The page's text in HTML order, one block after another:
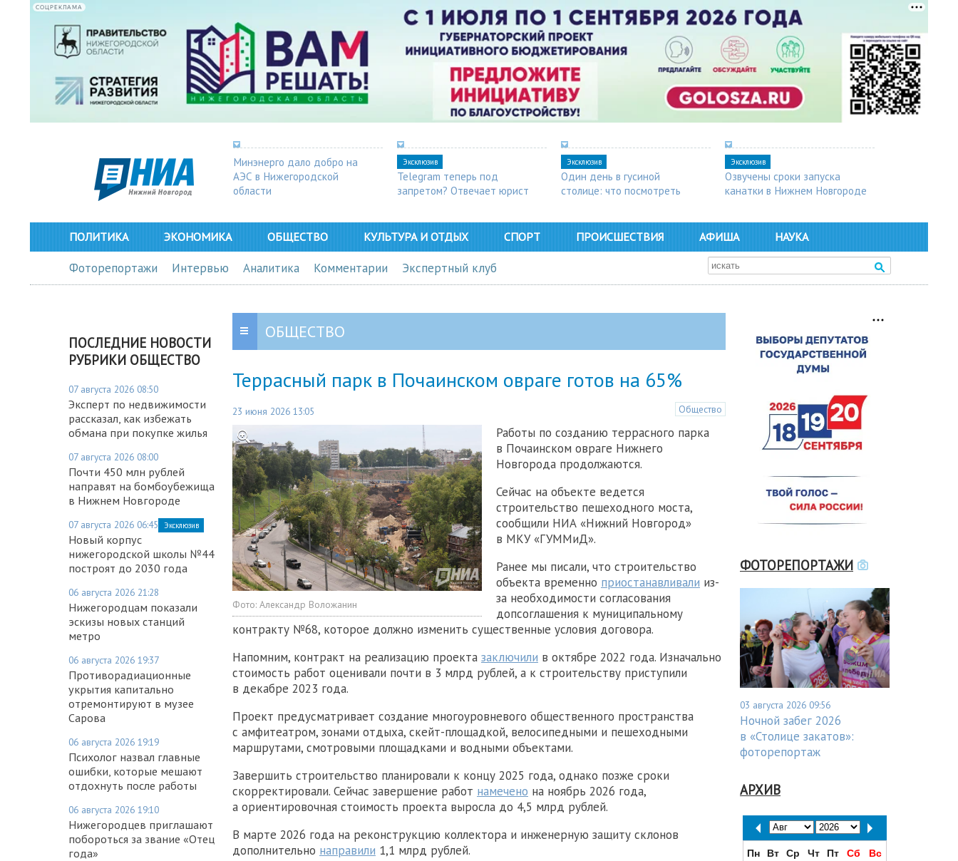
СОЦРЕКЛАМА
Минэнерго дало добро на
АЭС в Нижегородской
области
Эксклюзив
Telegram теперь под
запретом? Отвечает юрист
Эксклюзив
Один день в гусиной
столице: что посмотреть
Эксклюзив
Озвучены сроки запуска
канатки в Нижнем Новгороде
ПОЛИТИКА ЭКОНОМИКА ОБЩЕСТВО КУЛЬТУРА И ОТДЫХ СПОРТ ПРОИСШЕСТВИЯ АФИША НАУКА
Фоторепортажи Интервью Аналитика Комментарии Экспертный клуб
ПОСЛЕДНИЕ НОВОСТИ
РУБРИКИ ОБЩЕСТВО
07 августа 2026 08:50
Эксперт по недвижимости
рассказал, как избежать
обмана при покупке жилья
07 августа 2026 08:00
Почти 450 млн рублей
направят на бомбоубежища
в Нижнем Новгороде
07 августа 2026 06:45 Эксклюзив
Новый корпус
нижегородской школы №44
построят до 2030 года
06 августа 2026 21:28
Нижегородцам показали
эскизы новых станций
метро
06 августа 2026 19:37
Противорадиационные
укрытия капитально
отремонтируют в музее
Сарова
06 августа 2026 19:19
Психолог назвал главные
ошибки, которые мешают
отдохнуть после работы
06 августа 2026 19:10
Нижегородцев приглашают
побороться за звание «Отец
года»
ОБЩЕСТВО
Террасный парк в Почаинском овраге готов на 65%
23 июня 2026 13:05 Общество
Фото: Александр Воложанин
Работы по созданию террасного парка
в Почаинском овраге Нижнего
Новгорода продолжаются.
Сейчас на объекте ведется
строительство пешеходного моста,
сообщили НИА «Нижний Новгород»
в МКУ «ГУММиД».
Ранее мы писали, что строительство
объекта временно приостанавливали из-
за необходимости согласования
допсоглашения к муниципальному
контракту №68, которое должно изменить существенные условия договора.
Напомним, контракт на реализацию проекта заключили в октябре 2022 года. Изначально
стоимость работ оценивали почти в 3 млрд рублей, а к строительству приступили
в декабре 2023 года.
Проект предусматривает создание многоуровневого общественного пространства
с амфитеатром, зонами отдыха, скейт-площадкой, велосипедными и пешеходными
маршрутами, смотровыми площадками и водными объектами.
Завершить строительство планировали к концу 2025 года, однако позже сроки
скорректировали. Сейчас завершение работ намечено на ноябрь 2026 года,
а ориентировочная стоимость проекта выросла до 4,5 млрд рублей.
В марте 2026 года на реконструкцию коллектора и инженерную защиту склонов
дополнительно направили 1,1 млрд рублей.
ФОТОРЕПОРТАЖИ
03 августа 2026 09:56
Ночной забег 2026
в «Столице закатов»:
фоторепортаж
АРХИВ
Пн Вт Ср Чт Пт Сб
Вс